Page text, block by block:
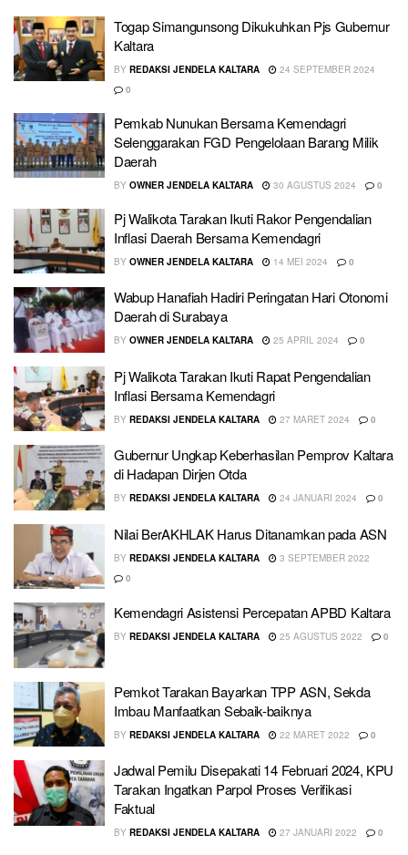
Togap Simangunsong Dikukuhkan Pjs Gubernur
Kaltara
BY REDAKSI JENDELA KALTARA
24 SEPTEMBER 2024
0
Pemkab Nunukan Bersama Kemendagri
Selenggarakan FGD Pengelolaan Barang Milik
Daerah
BY OWNER JENDELA KALTARA 30 AGUSTUS 2024 0
Pj Walikota Tarakan Ikuti Rakor Pengendalian
Inflasi Daerah Bersama Kemendagri
BY OWNER JENDELA KALTARA 14 MEI 2024 0
Wabup Hanafiah Hadiri Peringatan Hari Otonomi
Daerah di Surabaya
BY OWNER JENDELA KALTARA 25 APRIL 2024 0
Pj Walikota Tarakan Ikuti Rapat Pengendalian
Inflasi Bersama Kemendagri
BY REDAKSI JENDELA KALTARA 27 MARET 2024 0
Gubernur Ungkap Keberhasilan Pemprov Kaltara
di Hadapan Dirjen Otda
BY REDAKSI JENDELA KALTARA 24 JANUARI 2024 0
Nilai BerAKHLAK Harus Ditanamkan pada ASN
BY REDAKSI JENDELA KALTARA
3 SEPTEMBER 2022
0
Kemendagri Asistensi Percepatan APBD Kaltara
BY REDAKSI JENDELA KALTARA 25 AGUSTUS 2022 0
Pemkot Tarakan Bayarkan TPP ASN, Sekda
Imbau Manfaatkan Sebaik-baiknya
BY REDAKSI JENDELA KALTARA 22 MARET 2022 0
Jadwal Pemilu Disepakati 14 Februari 2024, KPU
Tarakan Ingatkan Parpol Proses Verifikasi
Faktual
BY REDAKSI JENDELA KALTARA 27 JANUARI 2022 0